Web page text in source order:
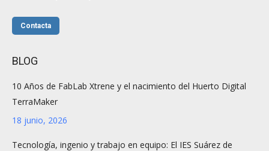
Contacta
BLOG
10 Años de FabLab Xtrene y el nacimiento del Huerto Digital
TerraMaker
18 junio, 2026
Tecnología, ingenio y trabajo en equipo: El IES Suárez de